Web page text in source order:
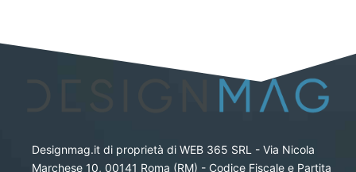
Designmag.it di proprietà di WEB 365 SRL - Via Nicola
Marchese 10, 00141 Roma (RM) - Codice Fiscale e Partita